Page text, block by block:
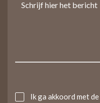
UntitledIk ga akkoord met de